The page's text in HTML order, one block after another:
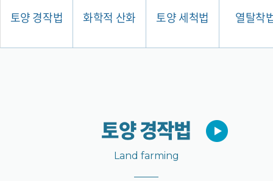
토양 경작법 화학적 산화 토양 세척법 열탈착
토양 경작법
Land farming